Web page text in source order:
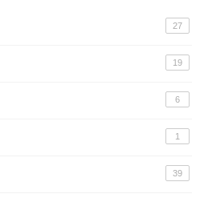
27
19
6
1
39